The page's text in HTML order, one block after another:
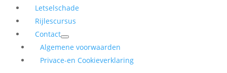
Letselschade
Rijlescursus
Contact
Algemene voorwaarden
Privace-en Cookieverklaring